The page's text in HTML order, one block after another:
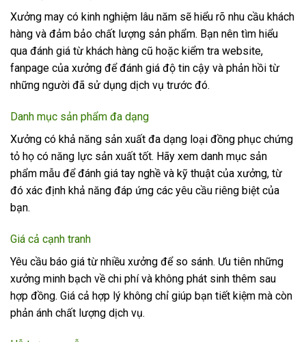
Xưởng may có kinh nghiệm lâu năm sẽ hiểu rõ nhu cầu khách
hàng và đảm bảo chất lượng sản phẩm. Bạn nên tìm hiểu
qua đánh giá từ khách hàng cũ hoặc kiểm tra website,
fanpage của xưởng để đánh giá độ tin cậy và phản hồi từ
những người đã sử dụng dịch vụ trước đó.
Danh mục sản phẩm đa dạng
Xưởng có khả năng sản xuất đa dạng loại đồng phục chứng
tỏ họ có năng lực sản xuất tốt. Hãy xem danh mục sản
phẩm mẫu để đánh giá tay nghề và kỹ thuật của xưởng, từ
đó xác định khả năng đáp ứng các yêu cầu riêng biệt của
bạn.
Giá cả cạnh tranh
Yêu cầu báo giá từ nhiều xưởng để so sánh. Ưu tiên những
xưởng minh bạch về chi phí và không phát sinh thêm sau
hợp đồng. Giá cả hợp lý không chỉ giúp bạn tiết kiệm mà còn
phản ánh chất lượng dịch vụ.